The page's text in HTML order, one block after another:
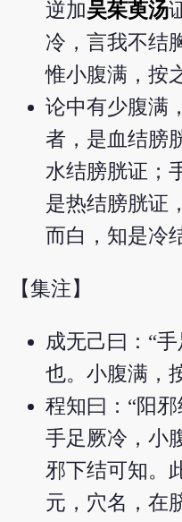
逆加吴茱萸汤
冷，言我不结
惟小腹满，按
论中有少腹满
者，是血结膀
水结膀胱证；
是热结膀胱证
而白，知是冷
【集注】
成无己曰：“
也。小腹满，
程知曰：“阳邪
手足厥冷，小
邪下结可知。
元，穴名，在